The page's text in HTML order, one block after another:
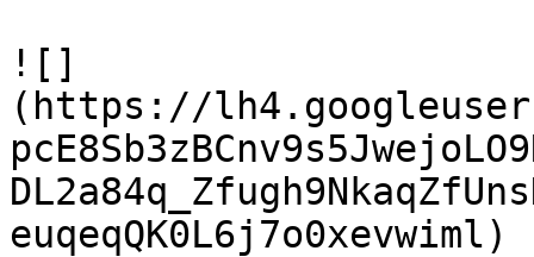
![]
(https://
euqeqQK0L6j7o0xevwiml)